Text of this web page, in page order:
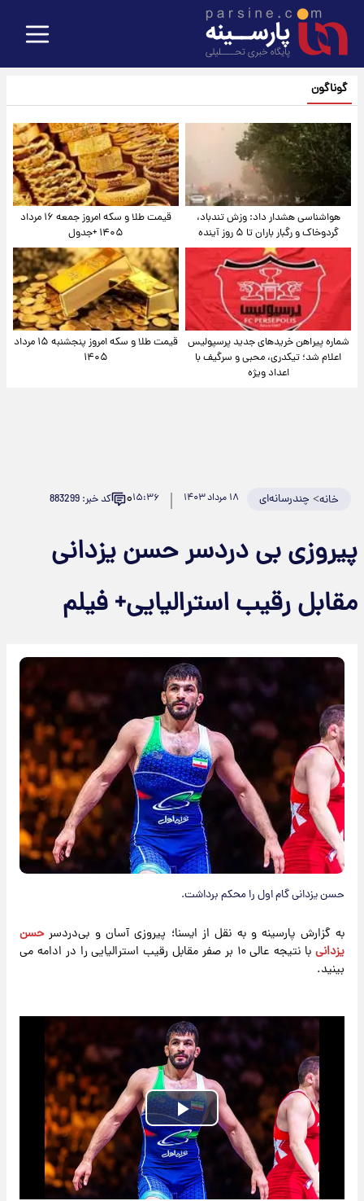
گوناگون
هواشناسی هشدار داد: وزش تندباد،
گردوخاک و رگبار باران تا ۵ روز آینده
قیمت طلا و سکه امروز جمعه ۱۶ مرداد
۱۴۰۵ +جدول
شماره پیراهن خریدهای جدید پرسپولیس
اعلام شد؛ تیکدری، محبی و سرگیف با
اعداد ویژه
قیمت طلا و سکه امروز پنجشنبه ۱۵ مرداد
۱۴۰۵
خانه> چندرسانه‌ای ۱۸ مرداد ۱۴۰۳ ۱۵:۳۶۰ کد خبر: 883299
پیروزی بی دردسر حسن یزدانی
مقابل رقیب استرالیایی+ فیلم
حسن یزدانی گام اول را محکم برداشت.
به گزارش پارسینه و به نقل از ایسنا؛ پیروزی آسان و بی‌دردسر حسن
یزدانی
با نتیجه عالی ۱۰ بر صفر مقابل رقیب استرالیایی را در ادامه می
بینید.
Play
Video